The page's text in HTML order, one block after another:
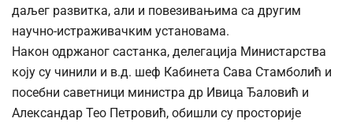
даљег развитка, али и повезивањима са другим
научно-истраживачким установама.
Након одржаног састанка, делегација Министарства
коју су чинили и в.д. шеф Кабинета Сава Стамболић и
посебни саветници министра др Ивица Ђаловић и
Александар Тео Петровић, обишли су просторије